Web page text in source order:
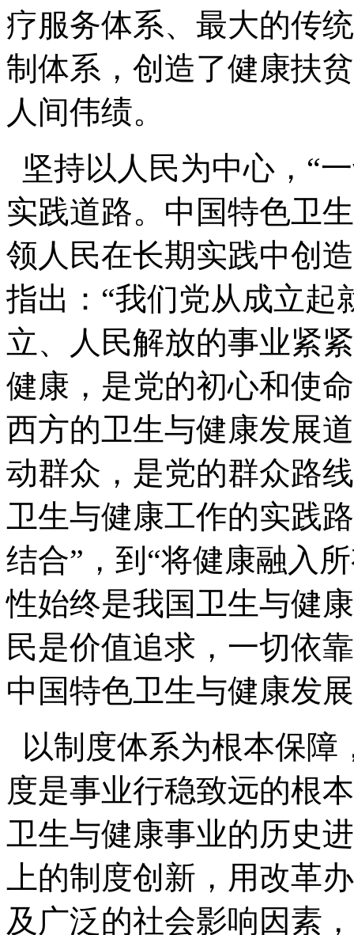
疗服务体系、最大的传
制体系，创造了健康扶
人间伟绩。
坚持以人民为中心，“
实践道路。中国特色卫
领人民在长期实践中创
指出：“我们党从成立起
立、人民解放的事业紧
健康，是党的初心和使
西方的卫生与健康发展
动群众，是党的群众路
卫生与健康工作的实践
结合”，到“将健康融入
性始终是我国卫生与健
民是价值追求，一切依
中国特色卫生与健康发
以制度体系为根本保障
度是事业行稳致远的根
卫生与健康事业的历史
上的制度创新，用改革
及广泛的社会影响因素